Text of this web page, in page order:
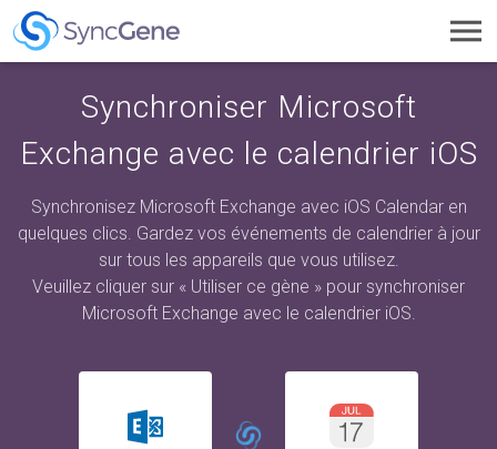
Synchroniser Microsoft
Exchange avec le calendrier iOS
Synchronisez Microsoft Exchange avec iOS Calendar en
quelques clics. Gardez vos événements de calendrier à jour
sur tous les appareils que vous utilisez.
Veuillez cliquer sur « Utiliser ce gène » pour synchroniser
Microsoft Exchange avec le calendrier iOS.